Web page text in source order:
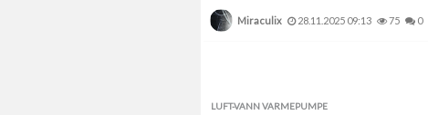
Miraculix 28.11.2025 09:13 75 0
LUFT-VANN VARMEPUMPE